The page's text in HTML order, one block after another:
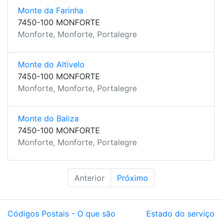
Monte da Farinha
7450-100 MONFORTE
Monforte, Monforte, Portalegre
Monte do Altivelo
7450-100 MONFORTE
Monforte, Monforte, Portalegre
Monte do Baliza
7450-100 MONFORTE
Monforte, Monforte, Portalegre
Anterior Próximo
Códigos Postais - O que são Estado do serviço